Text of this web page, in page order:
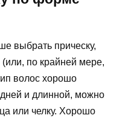
выбрать прическу,
(или, по крайней мере,
волос хорошо
и длинной, можно
или челку. Хорошо